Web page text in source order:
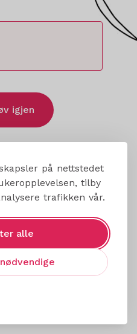
på nettstedet
tilby
trafikken vår.
alle
igjen